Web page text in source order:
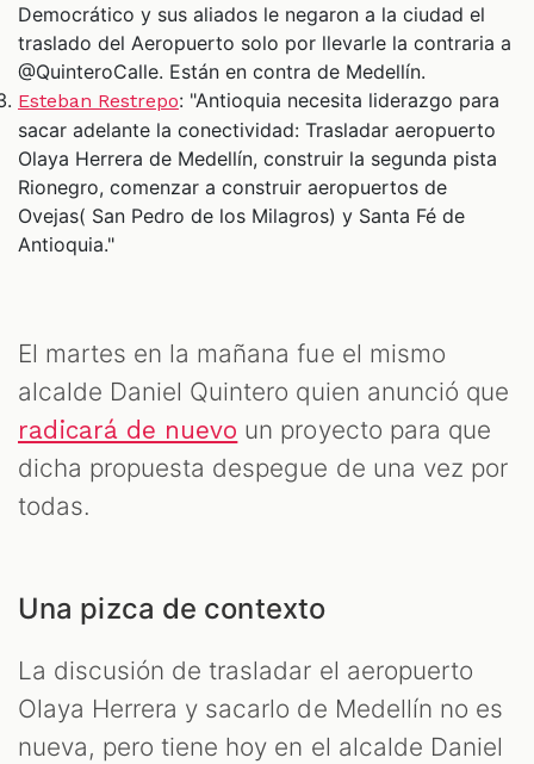
Democrático y sus aliados le negaron a la ciudad el
traslado del Aeropuerto solo por llevarle la contraria a
@QuinteroCalle. Están en contra de Medellín.
Esteban Restrepo: "Antioquia necesita liderazgo para
sacar adelante la conectividad: Trasladar aeropuerto
Olaya Herrera de Medellín, construir la segunda pista
Rionegro, comenzar a construir aeropuertos de
Ovejas( San Pedro de los Milagros) y Santa Fé de
Antioquia."
El martes en la mañana fue el mismo
alcalde Daniel Quintero quien anunció que
radicará de nuevo un proyecto para que
dicha propuesta despegue de una vez por
todas.
Una pizca de contexto
La discusión de trasladar el aeropuerto
Olaya Herrera y sacarlo de Medellín no es
nueva, pero tiene hoy en el alcalde Daniel